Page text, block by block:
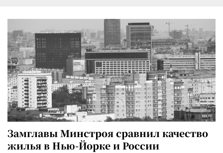
Замглавы Минстроя сравнил качество
жилья в Нью-Йорке и России